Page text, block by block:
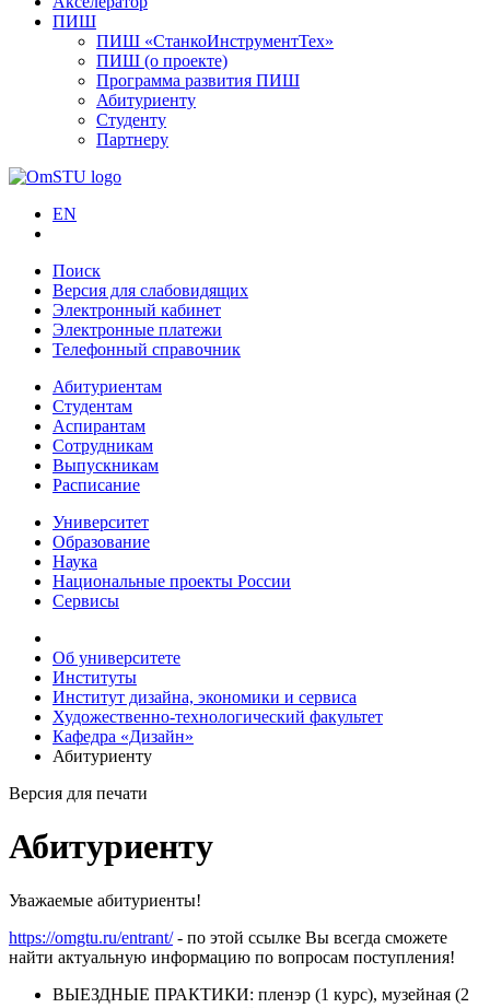
ПИШ
ПИШ «СтанкоИнструментТех»
ПИШ (о проекте)
Программа развития ПИШ
Абитуриенту
Студенту
Партнеру
EN
Поиск
Версия для слабовидящих
Электронный кабинет
Электронные платежи
Телефонный справочник
Абитуриентам
Студентам
Аспирантам
Сотрудникам
Выпускникам
Расписание
Университет
Образование
Наука
Национальные проекты России
Сервисы
Об университете
Институты
Институт дизайна, экономики и сервиса
Художественно-технологический факультет
Кафедра «Дизайн»
Абитуриенту
Версия для печати
Абитуриенту
Уважаемые абитуриенты!
https://omgtu.ru/entrant/- по этой ссылке Вы всегда сможете
найти актуальную информацию по вопросам поступления!
ВЫЕЗДНЫЕ ПРАКТИКИ: пленэр (1 курс), музейная (2